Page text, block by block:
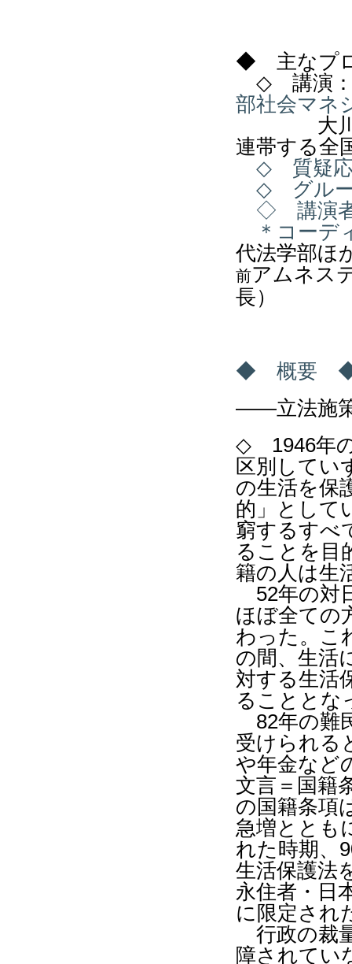
◆ 主なプ
◇ 講演
部社会マネ
大
連帯する全
◇ 質疑
◇ グル
◇ 講演
＊コーデ
代法学部ほ
前アムネス
長）
◆ 概要
――立法施
◇ 1946年
区別してい
の生活を保
的」として
窮するすべ
ることを目
籍の人は生
52年の対
ほぼ全ての
わった。こ
の間、生活
対する生活
ることとな
82年の難
受けられる
や年金など
文言＝国籍
の国籍条項
急増ととも
れた時期、
生活保護法
永住者・日
に限定され
行政の裁
障されてい